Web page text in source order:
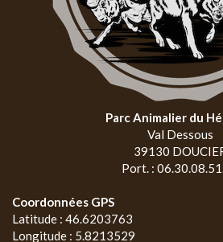
Parc Animalier du
Val Dessous
39130
Port. :
Coordonnées GPS
Latitude : 46.6203763
Longitude : 5.8213529